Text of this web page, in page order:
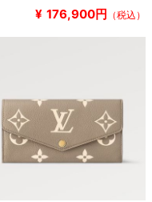
¥ 176,900円 （税込）